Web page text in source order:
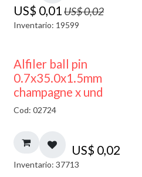
US$ 0,01US$0,02
Inventario: 19599
Alfiler ball pin
0.7x35.0x1.5mm
champagne x und
Cod: 02724
US$ 0,02
Inventario: 37713